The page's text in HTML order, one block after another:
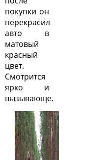
покупки он
перекрасил
авто в
матовый
красный
цвет.
Смотрится
ярко и
вызывающе.